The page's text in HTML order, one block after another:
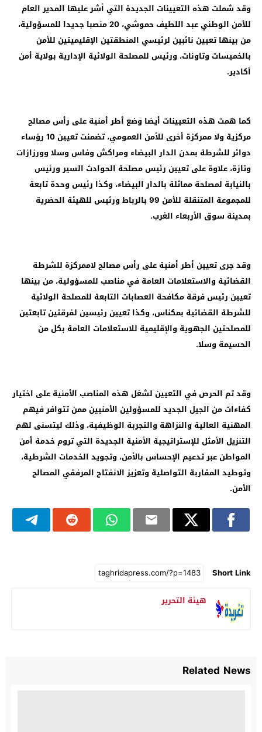
وقد شملت هذه التعيينات الجديدة التي أشر عليها المدير العام
للأمن الوطني عبد اللطيف حموشي، 20 منصبا جديدا للمسؤولية،
من بينها تعيين نائبين لرئيسي المنطقتين الإقليميتين للأمن
بالخميسات وتاونات، ورئيس للمصلحة الولائية الإدارية بولاية أمن
أكادير.
كما همت هذه التعيينات أيضا وضع أطر أمنية على رأس مصالح
مركزية ولا ممركزة أخرى للأمن العمومي، تضمنت تعيين 10 رؤساء
دوائر للشرطة بمدن الدار البيضاء ومراكش وفاس وسلا وورزازات
وتازة، علاوة على تعيين رئيس مصلحة الحوادث السير ورئيس
بالنيابة لمصلحة مماثلة بالدار البيضاء، وكذا رئيس وحدة تابعة
للمجموعة المتنقلة للأمن 99 بالرباط ورئيس للهيئة الحضرية
بمدينة سوق الأربعاء الغرب.
وقد جرى تعيين أطر أمنية على رأس مصالح لاممركزة للشرطة
القضائية والاستعلامات العامة في مناصب للمسؤولية، من بينها
تعيين رئيس فرقة مكافحة العصابات التابعة للمصلحة الولائية
للشرطة القضائية بمكناس، وكذا تعيين رئيسين لفرقتين تابعتين
للمصلحتين الجهوية والإقليمية للاستعلامات العامة بكل من
الحسيمة وسلا.
وقد تم الحرص في التعيين لشغل هذه المناصب الأمنية على اختيار
كفاءات من الجيل الجديد للمسؤولين الأمنيين ممن تتوافر فيهم
المهنية العالية والنزاهة والتجربة الوظيفية، وذلك ليتسنى لهم
التنزيل الأمثل للإستراتيجية الأمنية الجديدة التي تروم خدمة أمن
المواطن عبر تدعيم الإحساس بالأمن، وتجويد الخدمات الشرطية،
وتوطيد المقاربة التواصلية وتعزيز الانفتاح المرفقي المصالح
الأمن.
Short Link
هيئة التحرير
Related News